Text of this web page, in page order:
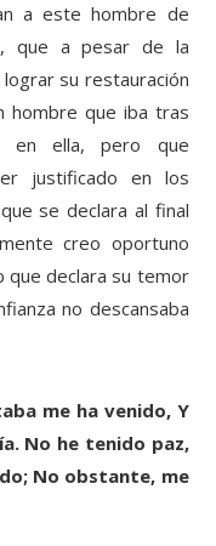
a este hombre de
que a pesar de la
su restauración
hombre que iba tras
en ella, pero que
justificado en los
se declara al final
creo oportuno
que declara su temor
no descansaba
me ha venido, Y
No he tenido paz,
No obstante, me